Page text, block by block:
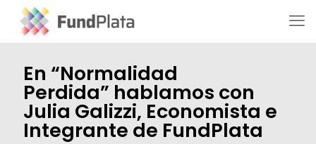
En “Normalidad
Perdida” hablamos con
Julia Galizzi, Economista e
Integrante de FundPlata